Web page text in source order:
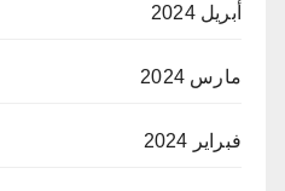
أبريل 2024
مارس 2024
فبراير 2024